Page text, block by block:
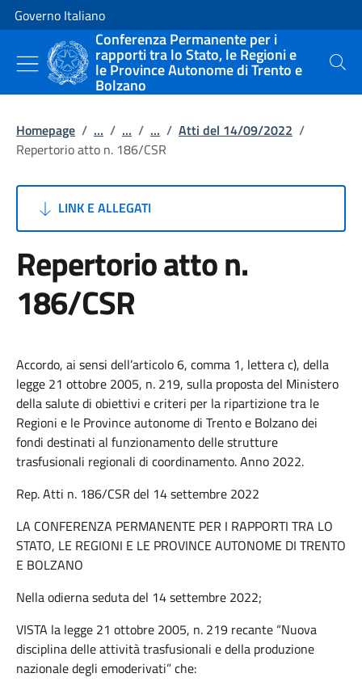
Vai al contenuto
Vai alla navigazione del sito
Governo Italiano
Conferenza Permanente per i
rapporti tra lo Stato, le Regioni e
le Province Autonome di Trento e
Bolzano
Cerca
Homepage / ... / ... / ... / Atti del 14/09/2022 /
Repertorio atto n. 186/CSR
LINK E ALLEGATI
Repertorio atto n.
186/CSR
Accordo, ai sensi dell’articolo 6, comma 1, lettera c), della
legge 21 ottobre 2005, n. 219, sulla proposta del Ministero
della salute di obiettivi e criteri per la ripartizione tra le
Regioni e le Province autonome di Trento e Bolzano dei
fondi destinati al funzionamento delle strutture
trasfusionali regionali di coordinamento. Anno 2022.
Rep. Atti n. 186/CSR del 14 settembre 2022
LA CONFERENZA PERMANENTE PER I RAPPORTI TRA LO
STATO, LE REGIONI E LE PROVINCE AUTONOME DI TRENTO
E BOLZANO
Nella odierna seduta del 14 settembre 2022;
VISTA la legge 21 ottobre 2005, n. 219 recante “Nuova
disciplina delle attività trasfusionali e della produzione
nazionale degli emoderivati” che: